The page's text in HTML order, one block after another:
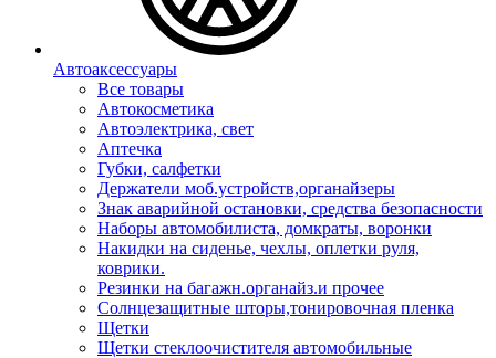
Автоаксессуары
Все товары
Автокосметика
Автоэлектрика, свет
Аптечка
Губки, салфетки
Держатели моб.устройств,органайзеры
Знак аварийной остановки, средства безопасности
Наборы автомобилиста, домкраты, воронки
Накидки на сиденье, чехлы, оплетки руля,
коврики.
Резинки на багажн.органайз.и прочее
Солнцезащитные шторы,тонировочная пленка
Щетки
Щетки стеклоочистителя автомобильные